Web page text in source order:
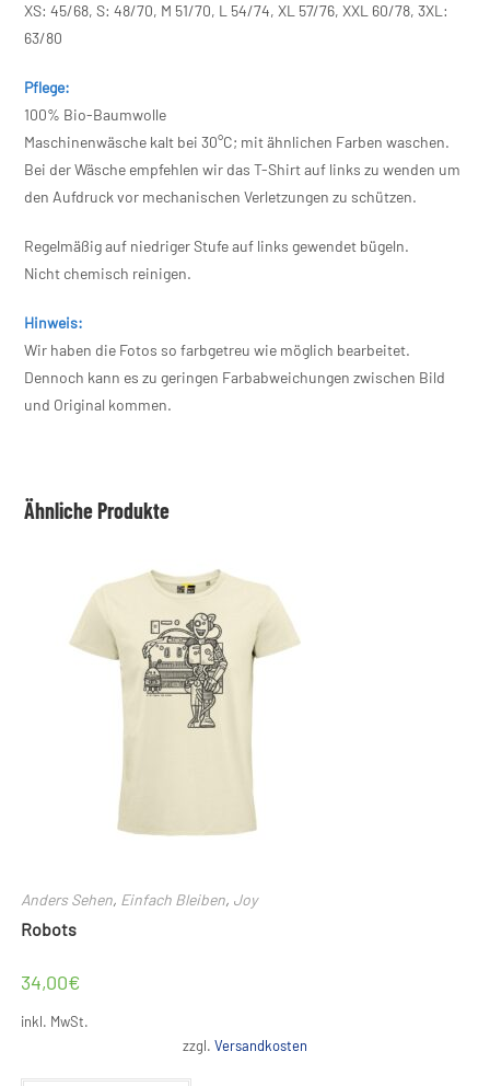
XS: 45/68, S: 48/70, M 51/70, L 54/74, XL 57/76, XXL 60/78, 3XL:
63/80
Pflege:
100% Bio-Baumwolle
Maschinenwäsche kalt bei 30°C; mit ähnlichen Farben waschen.
Bei der Wäsche empfehlen wir das T-Shirt auf links zu wenden um
den Aufdruck vor mechanischen Verletzungen zu schützen.
Regelmäßig auf niedriger Stufe auf links gewendet bügeln.
Nicht chemisch reinigen.
Hinweis:
Wir haben die Fotos so farbgetreu wie möglich bearbeitet.
Dennoch kann es zu geringen Farbabweichungen zwischen Bild
und Original kommen.
Ähnliche Produkte
Anders Sehen, Einfach Bleiben, Joy
Robots
34,00€
inkl. MwSt.
zzgl. Versandkosten